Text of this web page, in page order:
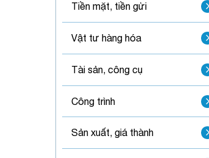
Tiền mặt, tiền gửi
Vật tư hàng hóa
Tài sản, công cụ
Công trình
Sản xuất, giá thành